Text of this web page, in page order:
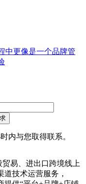
中更像是一个品牌管
内与您取得联系。
贸易、进出口跨境线上
技术运营服务，